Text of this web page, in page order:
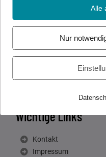
Gebärdenwelt.tv
Waldgasse 13/2
1100 Wien, Österreich
Wichtige Links
Kontakt
Impressum
Alle
Nur